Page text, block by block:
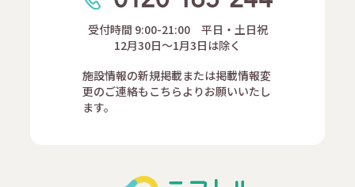
受付時間 9:00-21:00 平日・土日祝
12月30日～1月3日は除く
施設情報の新規掲載または掲載情報変
更のご連絡もこちらよりお願いいたし
ます。